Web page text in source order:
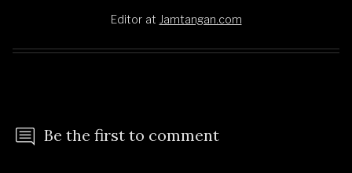
Editor at Jamtangan.com
Be the first to comment